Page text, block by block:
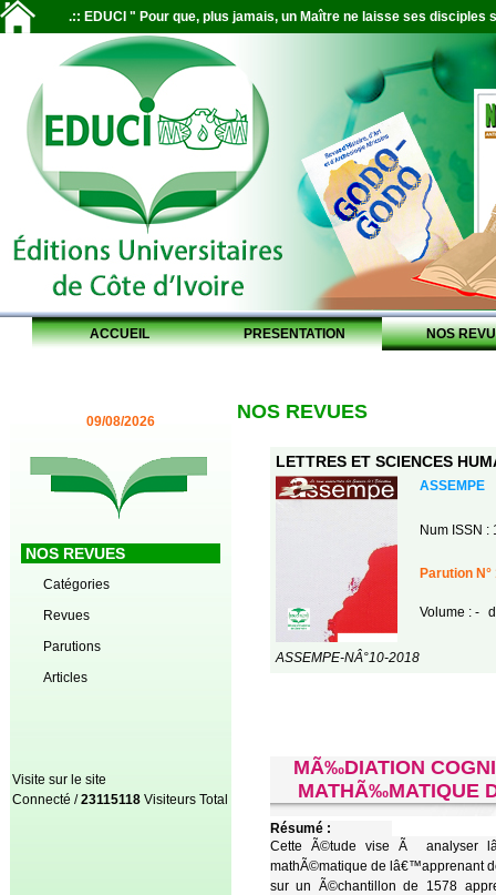
.:: EDUCI " Pour que, plus jamais, un Maître ne laisse ses disciples
ACCUEIL PRESENTATION NOS
09/08/2026
NOS REVUES
Catégories
Revues
Parutions
Articles
Visite sur le site
Connecté /23115118 Visiteurs Total
NOS REVUES
LETTRES ET SCIENCES
ASSEMPE
Num ISSN :
Parution N°
Volume : -
ASSEMPE-NÂ°10-2018
MÃ‰DIATION
MATHÃ‰MATIQUE
Résumé :
Cette Ã©tude vise Ã analyser
mathÃ©matique de lâ€™apprenant
sur un Ã©chantillon de 1578